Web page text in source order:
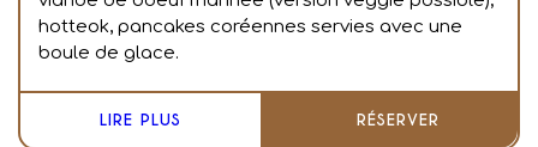
hotteok, pancakes coréennes servies avec une
boule de glace.
LIRE PLUS RÉSERVER